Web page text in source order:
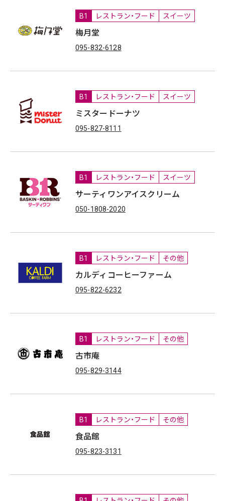
B1 レストラン・フード スイーツ
梅月堂
095-832-6128
B1 レストラン・フード スイーツ
ミスタードーナツ
095-827-8111
B1 レストラン・フード スイーツ
サーティワンアイスクリーム
050-1808-2020
B1 レストラン・フード その他
カルディコーヒーファーム
095-822-6232
B1 レストラン・フード その他
古市庵
095-829-3144
B1 レストラン・フード その他
食品館
095-823-3131